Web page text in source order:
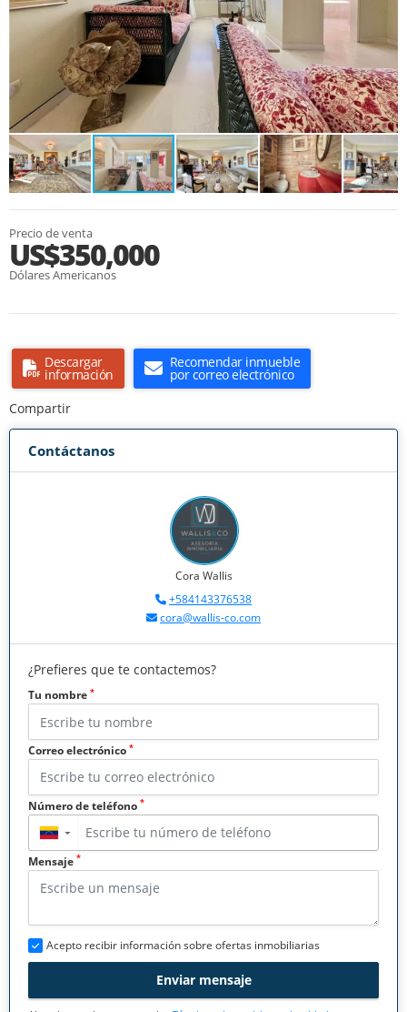
Precio de venta
US$350,000
Dólares Americanos
Descargar
información
Recomendar inmueble
por correo electrónico
Compartir
Contáctanos
Cora Wallis
+584143376538
cora@wallis-co.com
¿Prefieres que te contactemos?
Tu nombre *
Correo electrónico *
Número de teléfono *
▼
Mensaje *
Acepto recibir información sobre ofertas inmobiliarias
Enviar mensaje